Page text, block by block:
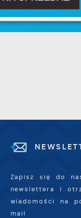
Zapisz się do
newslettera i
wiadomości na
mail